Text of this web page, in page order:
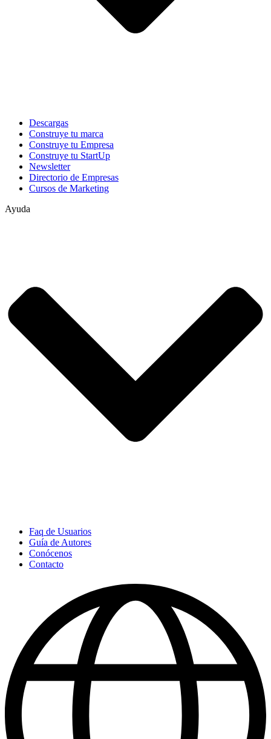
Descargas
Construye tu marca
Construye tu Empresa
Construye tu StartUp
Newsletter
Directorio de Empresas
Cursos de Marketing
Ayuda
Faq de Usuarios
Guía de Autores
Conócenos
Contacto